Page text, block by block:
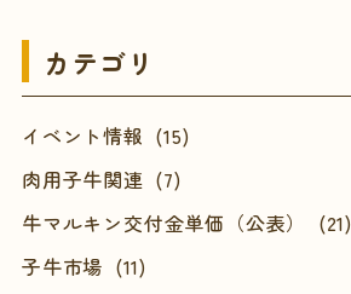
カテゴリ
イベント情報 (15)
肉用子牛関連 (7)
牛マルキン交付金単価（公表） (21)
子牛市場 (11)